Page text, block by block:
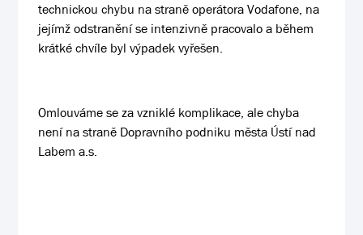
technickou chybu na straně operátora Vodafone, na
jejímž odstranění se intenzivně pracovalo a během
krátké chvíle byl výpadek vyřešen.
Omlouváme se za vzniklé komplikace, ale chyba
není na straně Dopravního podniku města Ústí nad
Labem a.s.